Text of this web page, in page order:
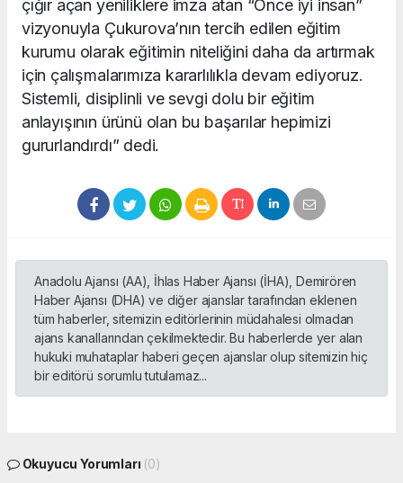
çığır açan yeniliklere imza atan “Önce iyi insan”
vizyonuyla Çukurova’nın tercih edilen eğitim
kurumu olarak eğitimin niteliğini daha da artırmak
için çalışmalarımıza kararlılıkla devam ediyoruz.
Sistemli, disiplinli ve sevgi dolu bir eğitim
anlayışının ürünü olan bu başarılar hepimizi
gururlandırdı” dedi.
Anadolu Ajansı (AA), İhlas Haber Ajansı (İHA), Demirören
Haber Ajansı (DHA) ve diğer ajanslar tarafından eklenen
tüm haberler, sitemizin editörlerinin müdahalesi olmadan
ajans kanallarından çekilmektedir. Bu haberlerde yer alan
hukuki muhataplar haberi geçen ajanslar olup sitemizin hiç
bir editörü sorumlu tutulamaz...
Okuyucu Yorumları (0)